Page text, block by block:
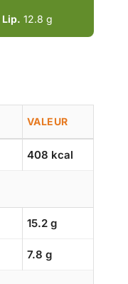
Lip. 12.8 g
VALEUR
408 kcal
15.2 g
7.8 g